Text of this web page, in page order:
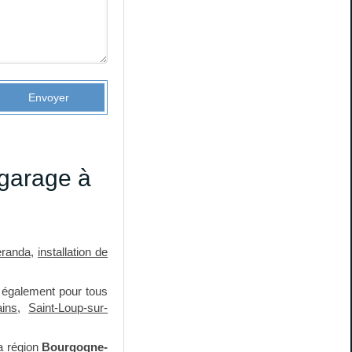
Envoyer
à
, installation de
pour tous
, Saint-Loup-sur-
région Bourgogne-